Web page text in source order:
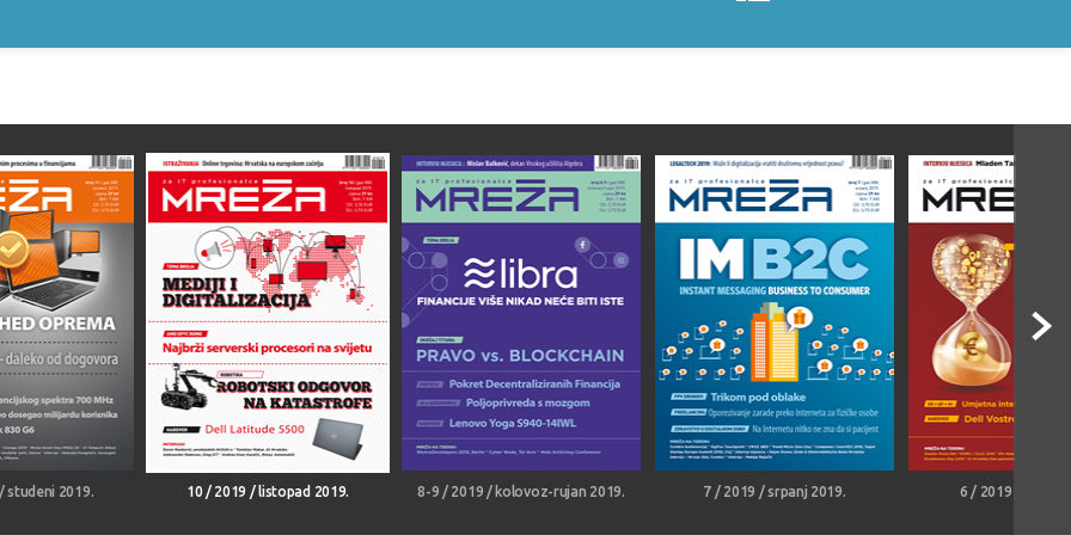
studeni 2019. 10 / 2019 / listopad 2019. 8-9 / 2019 / kolovoz-rujan 2019. 7 / 2019 / srpanj 2019. 6 / 2019 / lipanj